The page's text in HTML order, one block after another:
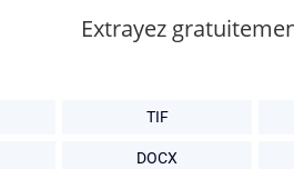
Extrayez
TIF
DOCX